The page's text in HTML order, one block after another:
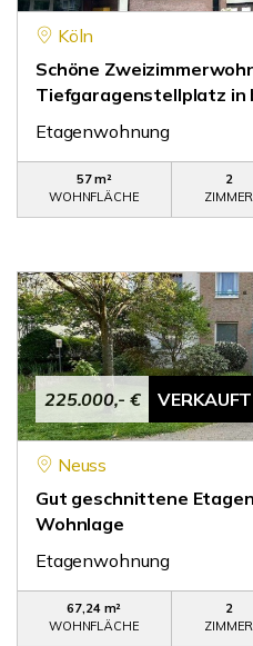
Köln
Schöne
Tiefgaragenstellplatz in
Etagenwohnung
57 m²
WOHNFLÄCHE
2
ZIMMER
225.000,- € VERKAUFT
Neuss
Gut geschnittene
Wohnlage
Etagenwohnung
67,24 m²
WOHNFLÄCHE
2
ZIMMER